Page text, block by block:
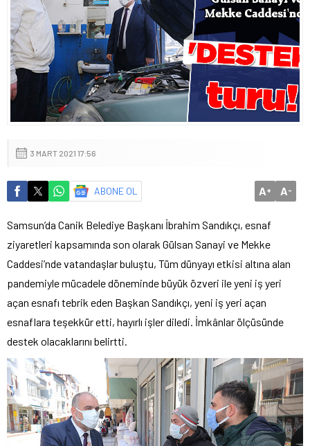
3 MART 2021 17:56
ABONE OL A+ A-
Samsun’da Canik Belediye Başkanı İbrahim Sandıkçı, esnaf
ziyaretleri kapsamında son olarak Gülsan Sanayi ve Mekke
Caddesi’nde vatandaşlar buluştu, Tüm dünyayı etkisi altına alan
pandemiyle mücadele döneminde büyük özveri ile yeni iş yeri
açan esnafı tebrik eden Başkan Sandıkçı, yeni iş yeri açan
esnaflara teşekkür etti, hayırlı işler diledi. İmkânlar ölçüsünde
destek olacaklarını belirtti.